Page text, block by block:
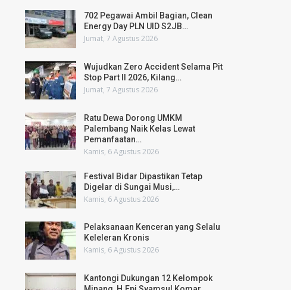
702 Pegawai Ambil Bagian, Clean
Energy Day PLN UID S2JB…
Jumat, 7 Agustus 2026
Wujudkan Zero Accident Selama Pit
Stop Part II 2026, Kilang…
Jumat, 7 Agustus 2026
Ratu Dewa Dorong UMKM
Palembang Naik Kelas Lewat
Pemanfaatan…
Kamis, 6 Agustus 2026
Festival Bidar Dipastikan Tetap
Digelar di Sungai Musi,…
Kamis, 6 Agustus 2026
Pelaksanaan Kenceran yang Selalu
Keleleran Kronis
Kamis, 6 Agustus 2026
Kantongi Dukungan 12 Kelompok